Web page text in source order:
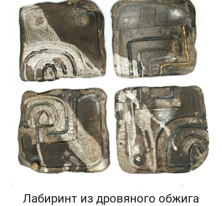
Лабиринт из дровяного обжига